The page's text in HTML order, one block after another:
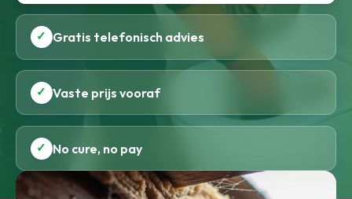
✓ Gratis telefonisch advies
✓ Vaste prijs vooraf
✓ No cure, no pay